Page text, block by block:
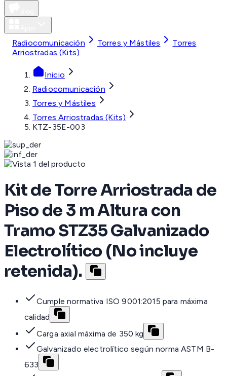
Radiocomunicación Torres y Mástiles
Torres
Arriostradas (Kits)
Inicio
Radiocomunicación
Torres y Mástiles
Torres Arriostradas (Kits)
KTZ-35E-003
Kit de Torre Arriostrada de
Piso de 3 m Altura con
Tramo STZ35 Galvanizado
Electrolítico (No incluye
retenida).
Cumple normativa ISO 9001:2015 para máxima
calidad
Carga axial máxima de 350 kg
Galvanizado electrolítico según norma ASTM B-
633